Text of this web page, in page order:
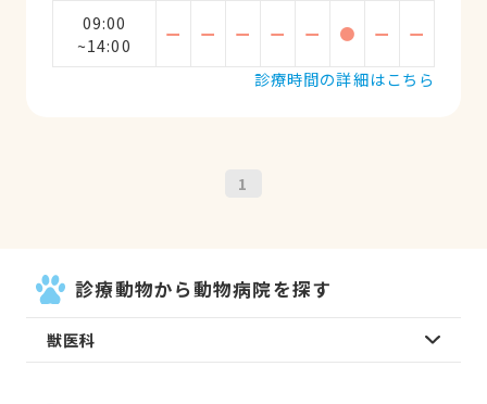
09:00
~14:00
ー ー ー ー ー ● ー
ー
診療時間の詳細はこちら
1
診療動物から動物病院を探す
獣医科